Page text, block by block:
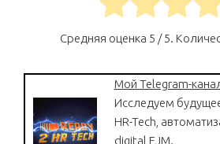
Средняя оценка 5 / 5.
Мой Telegram-
Исследуем
HR-Tech,
digital EJM.